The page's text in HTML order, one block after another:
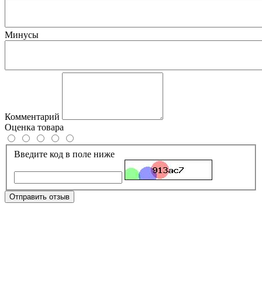
Минусы
Комментарий
Оценка товара
Введите код в поле ниже
Отправить отзыв